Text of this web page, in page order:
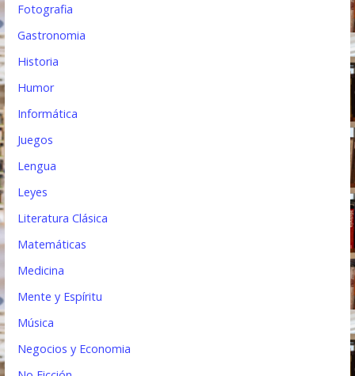
Fotografia
Gastronomia
Historia
Humor
Informática
Juegos
Lengua
Leyes
Literatura Clásica
Matemáticas
Medicina
Mente y Espíritu
Música
Negocios y Economia